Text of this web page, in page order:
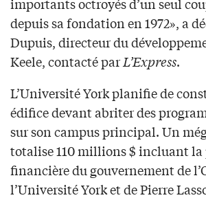
importants octroyés d’un seul
depuis sa fondation en 1972», a
Dupuis, directeur du
Keele, contacté parL’Express.
L’Université York planifie de
édifice devant abriter des
sur son campus principal. Un
totalise 110 millions $ incluant
financière du gouvernement de
l’Université York et de Pierre